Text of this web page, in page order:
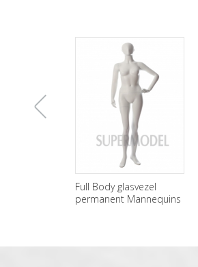
Full Body glasvezel
permanent Mannequins